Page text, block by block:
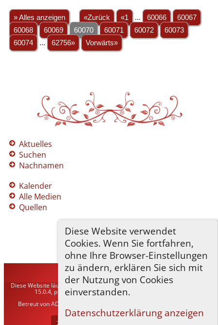
Diese Website verwendet
Cookies. Wenn Sie fortfahren,
ohne Ihre Browser-Einstellungen
zu ändern, erklären Sie sich mit
der Nutzung von Cookies
einverstanden.
Datenschutzerklärung anzeigen
» Alles anzeigen «Zurück «1 ... 60066
60067
60068
60069 60070 60071 60072
60073
60074
... 62756» Vorwärts»
Aktuelles
Suchen
Nachnamen
Kalender
Alle Medien
Quellen
TNG-ADLER©2026
Diese Website läuft mitThe Next Generation of Genealogy Sitebuilding
15.0.4, programmiert von Darrin Lythgoe © 2001-2026.
Betreut vonADLER Heraldisch-Genealogische Gesellschaft, Wien
Datenschutzerklärung.